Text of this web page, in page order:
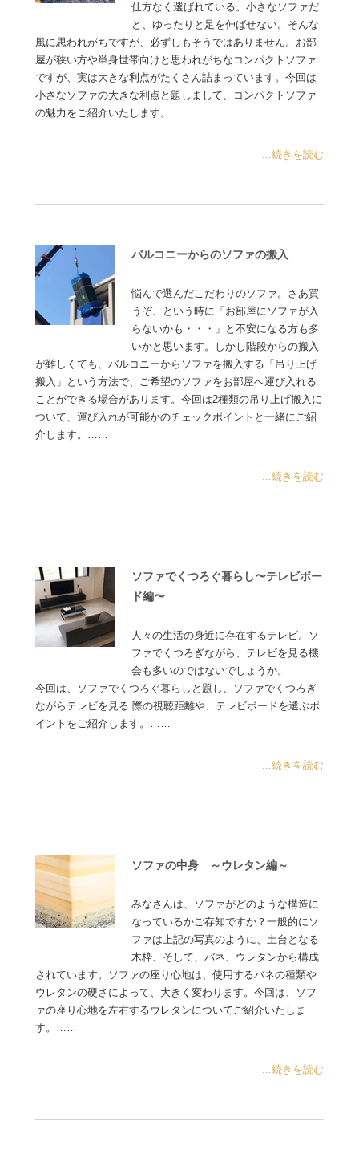
仕方なく選ばれている。小さなソファだ
と、ゆったりと足を伸ばせない。そんな
風に思われがちですが、必ずしもそうではありません。お部
屋が狭い方や単身世帯向けと思われがちなコンパクトソファ
ですが、実は大きな利点がたくさん詰まっています。今回は
小さなソファの大きな利点と題しまして、コンパクトソファ
の魅力をご紹介いたします。……
...続きを読む
バルコニーからのソファの搬入
悩んで選んだこだわりのソファ。さあ買
うぞ、という時に「お部屋にソファが入
らないかも・・・」と不安になる方も多
いかと思います。しかし階段からの搬入
が難しくても、バルコニーからソファを搬入する「吊り上げ
搬入」という方法で、ご希望のソファをお部屋へ運び入れる
ことができる場合があります。今回は2種類の吊り上げ搬入に
ついて、運び入れが可能かのチェックポイントと一緒にご紹
介します。……
...続きを読む
ソファでくつろぐ暮らし〜テレビボー
ド編〜
人々の生活の身近に存在するテレビ。ソ
ファでくつろぎながら、テレビを見る機
会も多いのではないでしょうか。
今回は、ソファでくつろぐ暮らしと題し、ソファでくつろぎ
ながらテレビを見る 際の視聴距離や、テレビボードを選ぶポ
イントをご紹介します。……
...続きを読む
ソファの中身 ～ウレタン編～
みなさんは、ソファがどのような構造に
なっているかご存知ですか？一般的にソ
ファは上記の写真のように、土台となる
木枠、そして、バネ、ウレタンから構成
されています。ソファの座り心地は、使用するバネの種類や
ウレタンの硬さによって、大きく変わります。今回は、ソフ
ァの座り心地を左右するウレタンについてご紹介いたしま
す。……
...続きを読む